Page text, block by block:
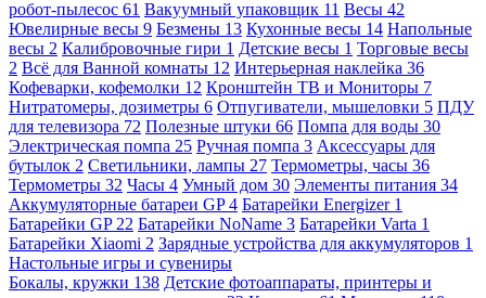
робот-пылесос 61 Вакуумный упаковщик 11 Весы 42
Ювелирные весы 9 Безмены 13 Кухонные весы 14 Напольные
весы 2 Калибровочные гири 1 Детские весы 1 Торговые весы
2 Всё для Ванной комнаты 12 Интерьерная наклейка 36
Кофеварки, кофемолки 12 Кронштейн ТВ и Мониторы 7
Нитратомеры, дозиметры 6 Отпугиватели, мышеловки 5 ПДУ
для телевизора 72 Полезные штуки 66 Помпа для воды 30
Электрическая помпа 25 Ручная помпа 3 Аксессуары для
бутылок 2 Светильники, лампы 27 Термометры, часы 36
Термометры 32 Часы 4 Умный дом 30 Элементы питания 34
Аккумуляторные батареи GP4 Батарейки Energizer 1
Батарейки GP 22 Батарейки NoName 3 Батарейки Varta 1
Батарейки Xiaomi 2 Зарядные устройства для аккумуляторов 1
Настольные игры и сувениры
Бокалы, кружки 138 Детские фотоаппараты, принтеры и